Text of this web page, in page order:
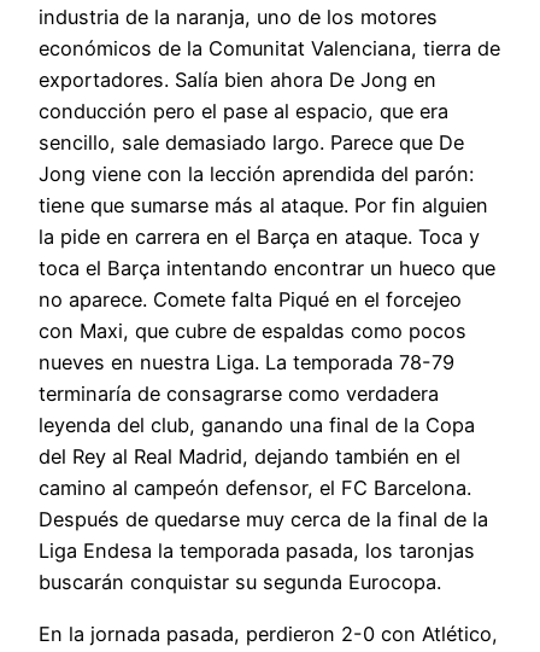
industria de la naranja, uno de los motores
económicos de la Comunitat Valenciana, tierra de
exportadores. Salía bien ahora De Jong en
conducción pero el pase al espacio, que era
sencillo, sale demasiado largo. Parece que De
Jong viene con la lección aprendida del parón:
tiene que sumarse más al ataque. Por fin alguien
la pide en carrera en el Barça en ataque. Toca y
toca el Barça intentando encontrar un hueco que
no aparece. Comete falta Piqué en el forcejeo
con Maxi, que cubre de espaldas como pocos
nueves en nuestra Liga. La temporada 78-79
terminaría de consagrarse como verdadera
leyenda del club, ganando una final de la Copa
del Rey al Real Madrid, dejando también en el
camino al campeón defensor, el FC Barcelona.
Después de quedarse muy cerca de la final de la
Liga Endesa la temporada pasada, los taronjas
buscarán conquistar su segunda Eurocopa.
En la jornada pasada, perdieron 2-0 con Atlético,